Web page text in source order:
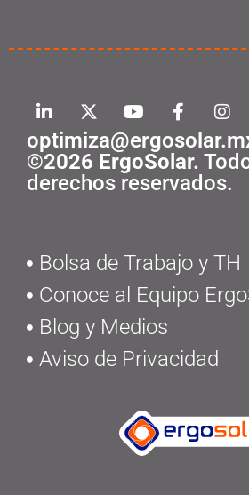
©2026 ErgoSolar.
derechos reservados.
Bolsa de Trabajo y TH
Conoce al Equipo
Blog y Medios
Aviso de Privacidad